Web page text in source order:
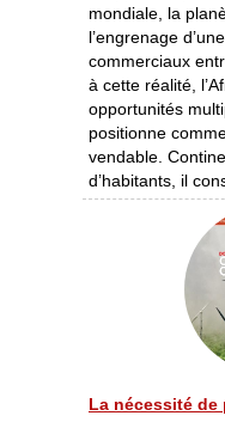
mondiale, la
l’engrenage
commerciaux
à cette réalité,
opportunités
positionne
vendable.
d’habitants, il
La nécessité de